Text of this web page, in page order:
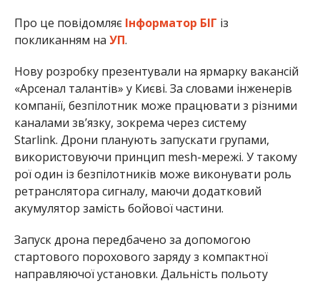
Про це повідомляє Інформатор БІГ із
покликанням на УП.
Нову розробку презентували на ярмарку вакансій
«Арсенал талантів» у Києві. За словами інженерів
компанії, безпілотник може працювати з різними
каналами зв’язку, зокрема через систему
Starlink. Дрони планують запускати групами,
використовуючи принцип mesh-мережі. У такому
рої один із безпілотників може виконувати роль
ретранслятора сигналу, маючи додатковий
акумулятор замість бойової частини.
Запуск дрона передбачено за допомогою
стартового порохового заряду з компактної
направляючої установки. Дальність польоту